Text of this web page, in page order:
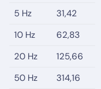
5 Hz
31,42
10 Hz
62,83
20 Hz
125,66
50 Hz
314,16